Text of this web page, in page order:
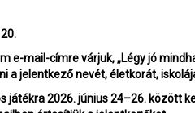
e-mail-címre várjuk, „Légy jó
a jelentkező nevét, életkorát,
játékra 2026. június 24–26. között